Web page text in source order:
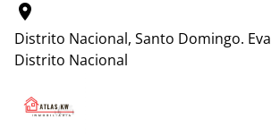
location_on
Distrito Nacional, Santo Domingo.
Distrito Nacional
+
−